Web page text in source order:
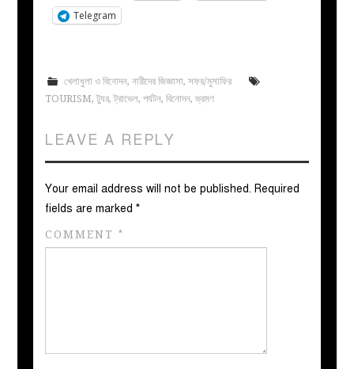
Telegram
খেলাধুলা ও বিনোদন, নারীদের জিজ্ঞাসা, সফর/মুসাফির
TOURISM,ট্যুর,ট্রাভেল,পর্যটন,বিনোদন,ভ্রমণ
LEAVE A REPLY
Your email address will not be published. Required
fields are marked*
COMMENT*